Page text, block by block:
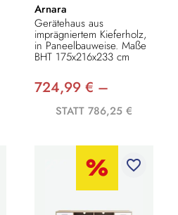
Arnara
Gerätehaus aus
imprägniertem Kieferholz,
in Paneelbauweise. Maße
BHT 175x216x233 cm
724,99 € –
STATT 786,25 €
favorite_border